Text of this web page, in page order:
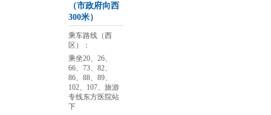
（市政府向西
300米）
乘车路线（西
区）：
乘坐20、26、
66、73、82、
86、88、89、
102、107、旅游
专线东方医院站
下